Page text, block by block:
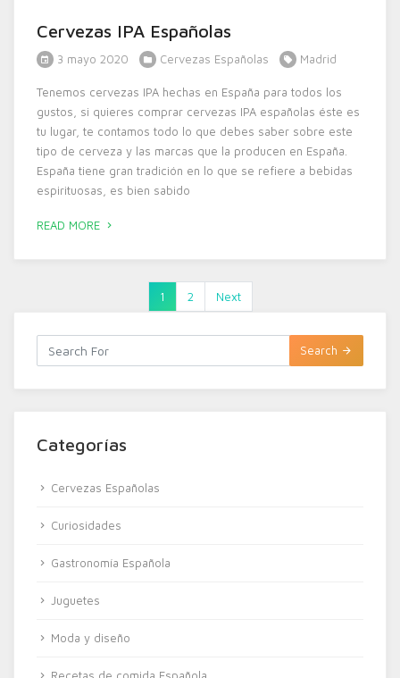
Cervezas IPA Españolas
3 mayo 2020 Cervezas Españolas Madrid
Tenemos cervezas IPA hechas en España para todos los
gustos, si quieres comprar cervezas IPA españolas éste es
tu lugar, te contamos todo lo que debes saber sobre este
tipo de cerveza y las marcas que la producen en España.
España tiene gran tradición en lo que se refiere a bebidas
espirituosas, es bien sabido
READ MORE
1 2 Next
Search
Categorías
Cervezas Españolas
Curiosidades
Gastronomía Española
Juguetes
Moda y diseño
Recetas de comida Española